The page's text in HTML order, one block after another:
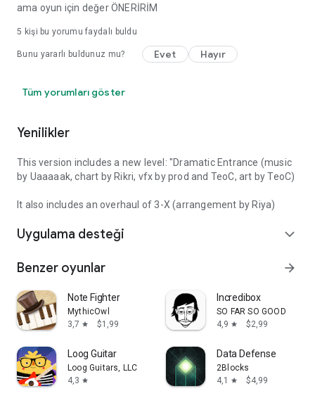
ama oyun için değer ÖNERİRİM
5 kişi bu yorumu faydalı buldu
Bunu yararlı buldunuz mu? Evet Hayır
Tüm yorumları göster
Yenilikler
This version includes a new level: "Dramatic Entrance (music
by Uaaaaak, chart by Rikri, vfx by prod and TeoC, art by TeoC)
It also includes an overhaul of 3-X (arrangement by Riya)
Uygulama desteği expand_more
Benzer oyunlar arrow_forward
Note Fighter
MythicOwl
3,7 star $1,99
Incredibox
SO FAR SO GOOD
4,9 star $2,99
Loog Guitar
Loog Guitars, LLC
4,3 star
Data Defense
2Blocks
4,1
star $4,99